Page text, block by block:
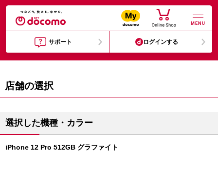
MENU
サポート ログインする
店舗の選択
選択した機種・カラー
iPhone 12 Pro 512GB グラファイト